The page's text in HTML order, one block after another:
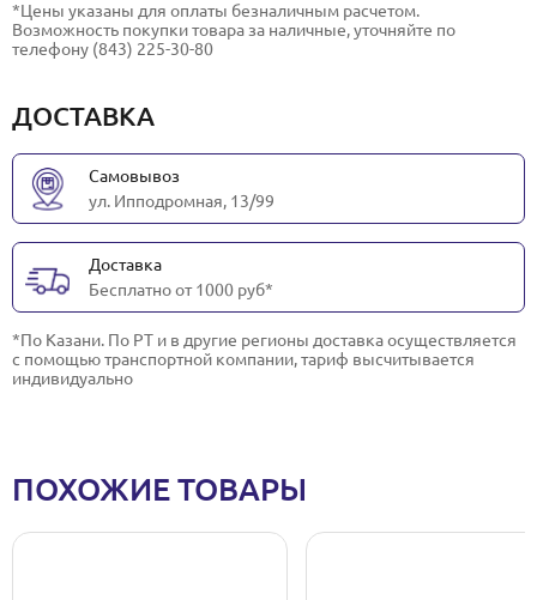
*Цены указаны для оплаты безналичным расчетом.
Возможность покупки товара за наличные, уточняйте по
телефону (843) 225-30-80
ДОСТАВКА
Самовывоз
ул. Ипподромная, 13/99
Доставка
Бесплатно от 1000 руб*
*По Казани. По РТ и в другие регионы доставка осуществляется
с помощью транспортной компании, тариф высчитывается
индивидуально
ПОХОЖИЕ ТОВАРЫ